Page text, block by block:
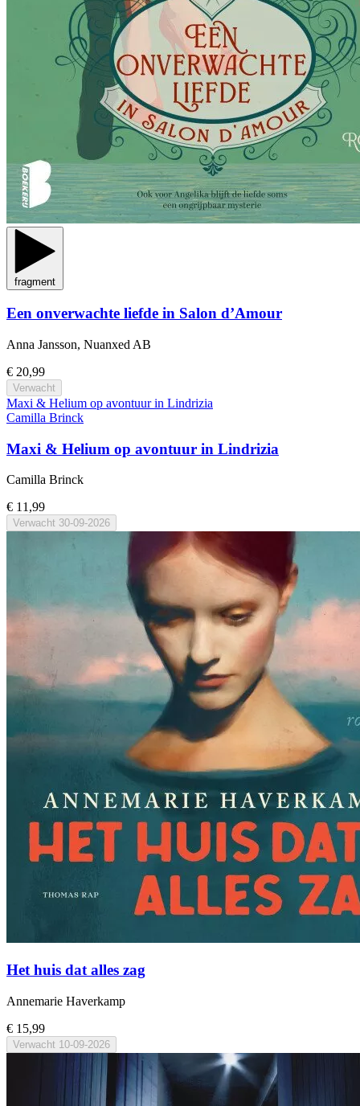
fragment
Een onverwachte liefde in Salon d’Amour
Anna Jansson, Nuanxed AB
€ 20,99
Verwacht
Maxi & Helium op avontuur in Lindrizia
Camilla Brinck
Maxi & Helium op avontuur in Lindrizia
Camilla Brinck
€ 11,99
Verwacht 30-09-2026
Het huis dat alles zag
Annemarie Haverkamp
€ 15,99
Verwacht 10-09-2026